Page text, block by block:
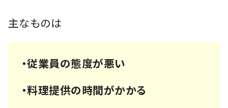
主なものは
・従業員の態度が悪い
・料理提供の時間がかかる